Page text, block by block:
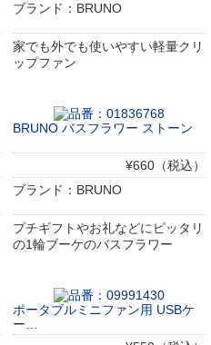
ブランド：BRUNO
家でも外でも使いやすい軽量クリ
ップファン
BRUNO バスフラワー ストーン
¥660（税込）
ブランド：BRUNO
プチギフトやお礼などにピッタリ
の1輪ブーケのバスフラワー
ポータブルミニファン用 USBケ
ー…